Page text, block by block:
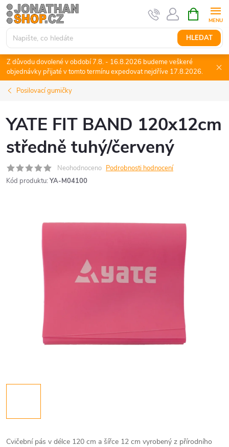
Přejít
na
obsah
HLEDAT
NÁKUPNÍ
KOŠÍK
Z důvodu dovolené v období 7.8. - 16.8.2026 budeme veškeré
objednávky přijaté v tomto termínu expedovat nejdříve 17.8.2026.
Posilovací gumičky
YATE FIT BAND 120x12cm
středně tuhý/červený
Neohodnoceno Podrobnosti hodnocení
Kód produktu: YA-M04100
Cvičební pás v délce 120 cm a šířce 12 cm vyrobený z přírodního